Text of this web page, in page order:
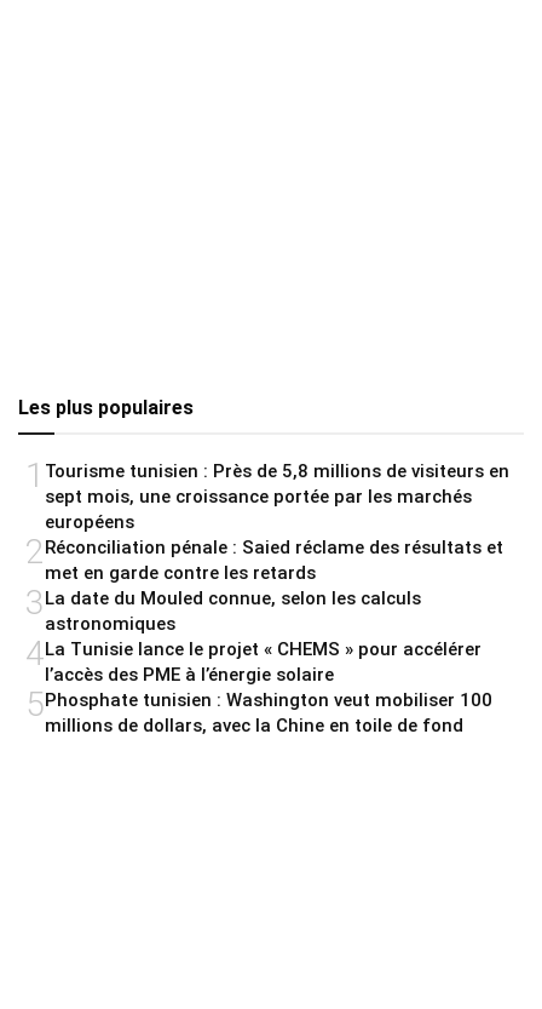
Les plus populaires
1 Tourisme tunisien : Près de 5,8 millions de visiteurs en
sept mois, une croissance portée par les marchés
européens
2Réconciliation pénale : Saied réclame des résultats et
met en garde contre les retards
3La date du Mouled connue, selon les calculs
astronomiques
4La Tunisie lance le projet « CHEMS » pour accélérer
l’accès des PME à l’énergie solaire
5Phosphate tunisien : Washington veut mobiliser 100
millions de dollars, avec la Chine en toile de fond